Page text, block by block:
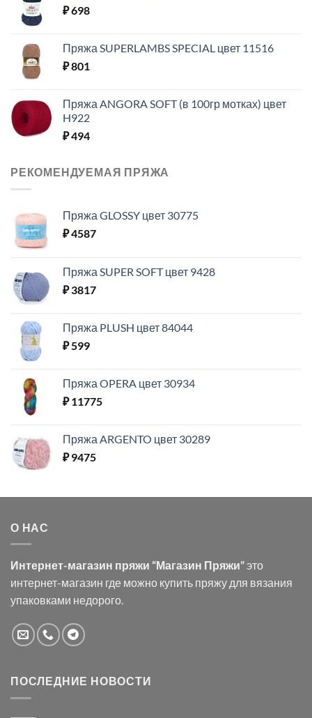
₽698
Пряжа SUPERLAMBS SPECIAL цвет 11516
₽801
Пряжа ANGORA SOFT (в 100гр мотках) цвет
H922
₽494
РЕКОМЕНДУЕМАЯ ПРЯЖА
Пряжа GLOSSY цвет 30775
₽4587
Пряжа SUPER SOFT цвет 9428
₽3817
Пряжа PLUSH цвет 84044
₽599
Пряжа OPERA цвет 30934
₽11775
Пряжа ARGENTO цвет 30289
₽9475
О НАС
Интернет-магазин пряжи “Магазин Пряжи”это
интернет-магазин где можно купить пряжу для вязания
упаковками недорого.
ПОСЛЕДНИЕ НОВОСТИ